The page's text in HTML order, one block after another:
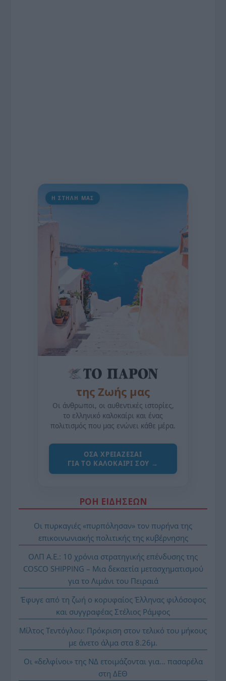
Η ΣΤΗΛΗ ΜΑΣ
της Ζωής μας
Οι άνθρωποι, οι αυθεντικές ιστορίες,
το ελληνικό καλοκαίρι και ένας
πολιτισμός που μας ενώνει κάθε μέρα.
ΌΣΑ ΧΡΕΙΆΖΕΣΑΙ
ΓΙΑ ΤΟ ΚΑΛΟΚΑΊΡΙ ΣΟΥ →
ΡΟΗ ΕΙΔΗΣΕΩΝ
Οι πυρκαγιές «πυρπόλησαν» τον πυρήνα της
επικοινωνιακής πολιτικής της κυβέρνησης
ΟΛΠ Α.Ε.: 10 χρόνια στρατηγικής επένδυσης της
COSCO SHIPPING – Μια δεκαετία μετασχηματισμού
για το Λιμάνι του Πειραιά
Έφυγε από τη ζωή ο κορυφαίος Έλληνας φιλόσοφος
και συγγραφέας Στέλιος Ράμφος
Μίλτος Τεντόγλου: Πρόκριση στον τελικό του μήκους
με άνετο άλμα στα 8.26μ.
Οι «δελφίνοι» της ΝΔ ετοιμάζονται για… πασαρέλα
στη ΔΕΘ